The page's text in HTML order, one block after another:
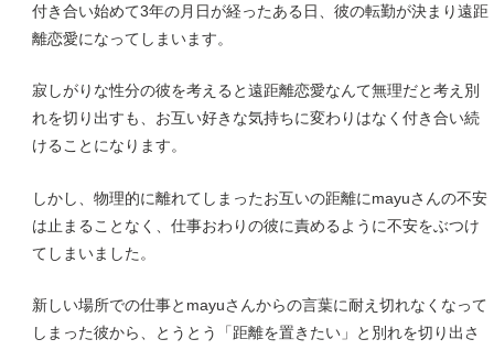
付き合い始めて3年の月日が経ったある日、彼の転勤が決まり遠距
離恋愛になってしまいます。
寂しがりな性分の彼を考えると遠距離恋愛なんて無理だと考え別
れを切り出すも、お互い好きな気持ちに変わりはなく付き合い続
けることになります。
しかし、物理的に離れてしまったお互いの距離にmayuさんの不安
は止まることなく、仕事おわりの彼に責めるように不安をぶつけ
てしまいました。
新しい場所での仕事とmayuさんからの言葉に耐え切れなくなって
しまった彼から、とうとう「距離を置きたい」と別れを切り出さ